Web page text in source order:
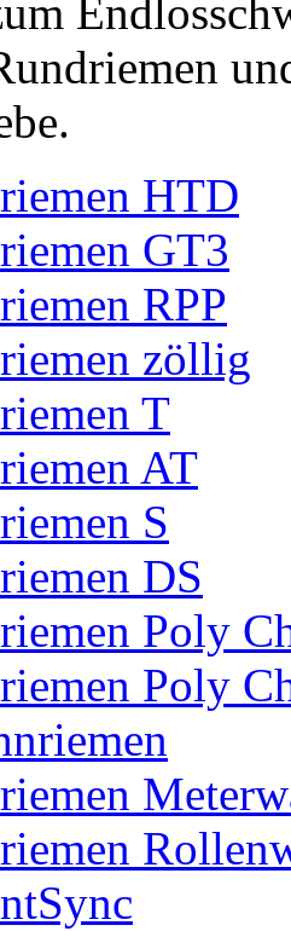
HTD
GT3
RPP
zöllig
T
AT
S
DS
Poly
Poly